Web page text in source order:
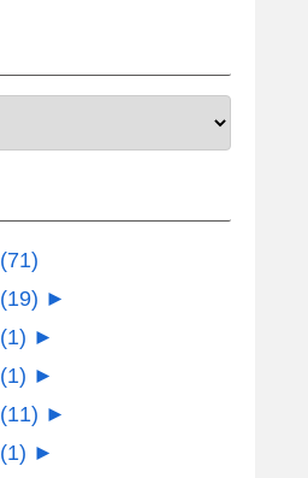
(71)
(19) ►
(1) ►
(1) ►
(11) ►
(1) ►